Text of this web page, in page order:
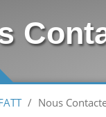
/ Nous